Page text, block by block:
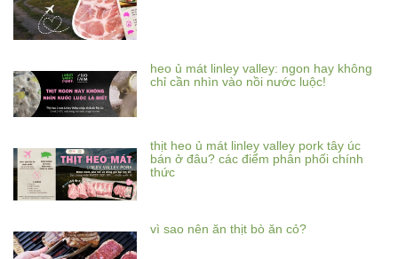
heo ủ mát linley valley: ngon hay không
chỉ cần nhìn vào nồi nước luộc!
thịt heo ủ mát linley valley pork tây úc
bán ở đâu? các điểm phân phối chính
thức
vì sao nên ăn thịt bò ăn cỏ?